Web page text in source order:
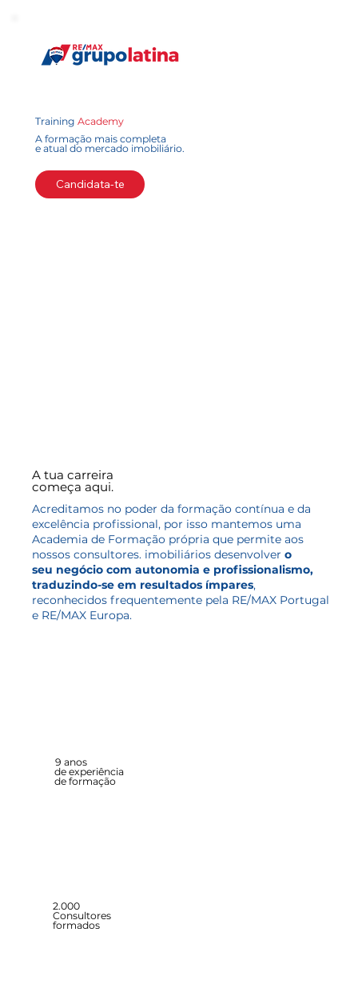
2.000
Consultores
formados
9 anos
de experiência
de formação
A tua carreira
começa aqui.
​Acreditamos no poder da formação contínua e da
excelência profissional, por isso mantemos uma
Academia de Formação própria que permite aos
nossos consultores. imobiliários desenvolvero
seu negócio com autonomia e profissionalismo,
traduzindo-se em resultados ímpares,
reconhecidos frequentemente pela RE/MAX Portugal
e RE/MAX Europa.
Training Academy
A formação mais completa
e atual do mercado imobiliário.
Candidata-te